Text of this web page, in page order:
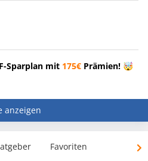
Sparplan mit 175€ Prämien! 🤯
anzeigen
Favoriten